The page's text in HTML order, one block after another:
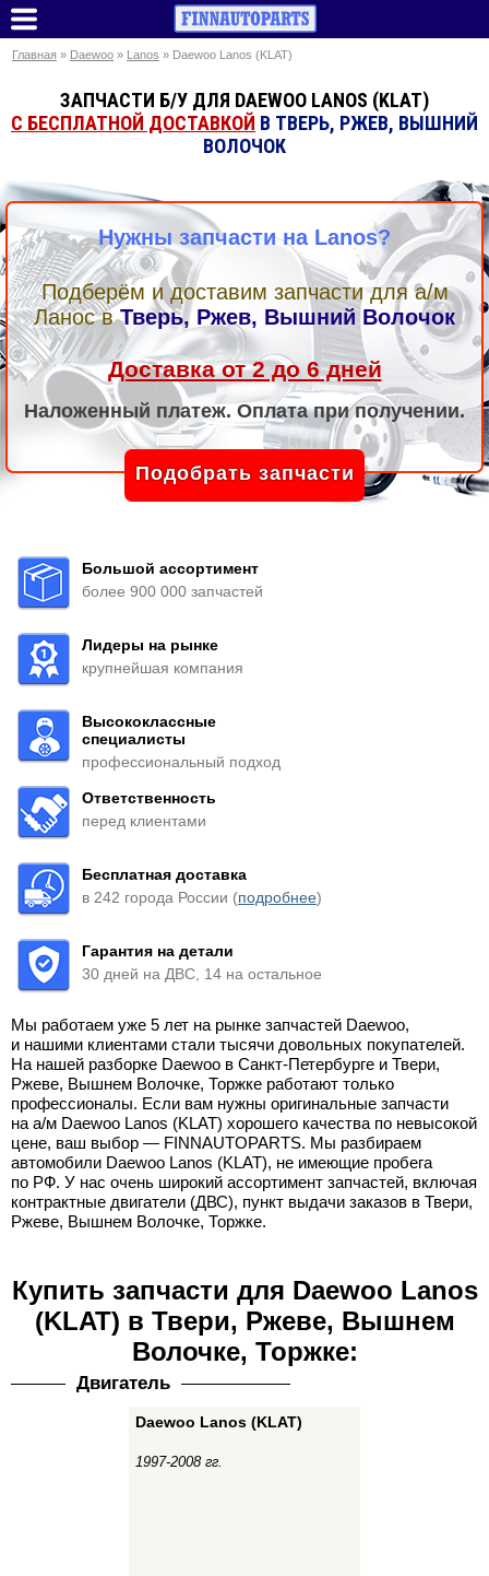
Главная » Daewoo » Lanos » Daewoo Lanos (KLAT)
ЗАПЧАСТИ Б/У ДЛЯ DAEWOO LANOS (KLAT)
С БЕСПЛАТНОЙ ДОСТАВКОЙ В ТВЕРЬ, РЖЕВ, ВЫШНИЙ
ВОЛОЧОК
Нужны запчасти на Lanos?
Подберём и доставим запчасти для а/м
ЛаносвТверь, Ржев, Вышний Волочок
Доставка от 2 до 6 дней
Наложенный платеж. Оплата при получении.
Подобрать запчасти
Большой ассортимент
более 900 000 запчастей
Лидеры на рынке
крупнейшая компания
Высококлассные
специалисты
профессиональный подход
Ответственность
перед клиентами
Бесплатная доставка
в 242 города России (подробнее)
Гарантия на детали
30 дней на ДВС, 14 на остальное
Мы работаем уже 5 лет на рынке запчастей Daewoo,
и нашими клиентами стали тысячи довольных покупателей.
На нашей разборке Daewoo в Санкт-Петербурге и Твери,
Ржеве, Вышнем Волочке, Торжке работают только
профессионалы. Если вам нужны оригинальные запчасти
на а/м Daewoo Lanos (KLAT) хорошего качества по невысокой
цене, ваш выбор — FINNAUTOPARTS. Мы разбираем
автомобили Daewoo Lanos (KLAT), не имеющие пробега
по РФ. У нас очень широкий ассортимент запчастей, включая
контрактные двигатели (ДВС), пункт выдачи заказов в Твери,
Ржеве, Вышнем Волочке, Торжке.
Купить запчасти для Daewoo Lanos
(KLAT) в Твери, Ржеве, Вышнем
Волочке, Торжке:
Двигатель
Daewoo Lanos (KLAT)
1997-2008 гг.